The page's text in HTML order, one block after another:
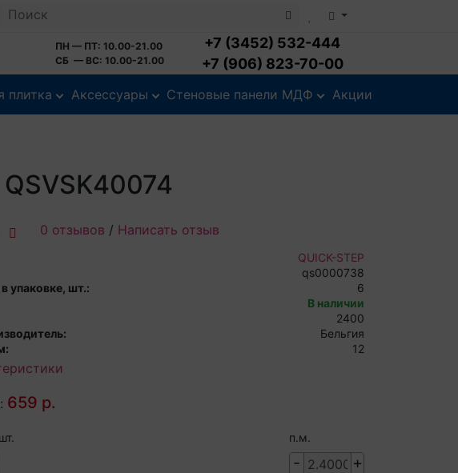
ПН — ПТ: 10.00-21.00
СБ — ВС: 10.00-21.00
+7 (3452) 532-444
+7 (906) 823-70-00
плитка Аксессуары Стеновые панели МДФ Акции
0 отзывов / Написать отзыв
QUICK-STEP
qs0000738
упаковке, шт.:
6
В наличии
2400
Бельгия
12
659 р.
п.м.
- +